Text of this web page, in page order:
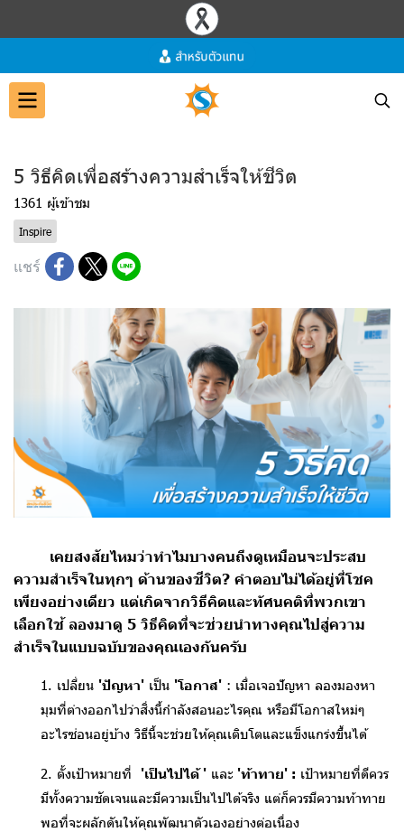
5 วิธีคิดเพื่อสร้างความสำเร็จให้ชีวิต
1361 ผู้เข้าชม
Inspire
แชร์
เคยสงสัยไหมว่าทำไมบางคนถึงดูเหมือนจะประสบ
ความสำเร็จในทุกๆ ด้านของชีวิต? คำตอบไม่ได้อยู่ที่โชค
เพียงอย่างเดียว แต่เกิดจากวิธีคิดและทัศนคติที่พวกเขา
เลือกใช้ ลองมาดู 5 วิธีคิดที่จะช่วยนำทางคุณไปสู่ความ
สำเร็จในแบบฉบับของคุณเองกันครับ
1. เปลี่ยน 'ปัญหา' เป็น 'โอกาส' : เมื่อเจอปัญหา ลองมองหา
มุมที่ต่างออกไปว่าสิ่งนี้กำลังสอนอะไรคุณ หรือมีโอกาสใหม่ๆ
อะไรซ่อนอยู่บ้าง วิธีนี้จะช่วยให้คุณเติบโตและแข็งแกร่งขึ้นได้
2. ตั้งเป้าหมายที่ 'เป็นไปได้ ' และ 'ท้าทาย' : เป้าหมายที่ดีควร
มีทั้งความชัดเจนและมีความเป็นไปได้จริง แต่ก็ควรมีความท้าทาย
พอที่จะผลักดันให้คุณพัฒนาตัวเองอย่างต่อเนื่อง